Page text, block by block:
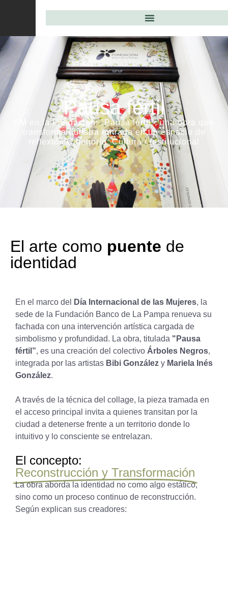
Pausa fértil
8M en la Fundación: "Pausa fértil", una obra que
transforma nuestra entrada en un espacio de
reflexión Categoría: Cultura / Institucional
El arte como puente de
identidad
En el marco del Día Internacional de las Mujeres, la
sede de la Fundación Banco de La Pampa renueva su
fachada con una intervención artística cargada de
simbolismo y profundidad. La obra, titulada "Pausa
fértil”, es una creación del colectivo Árboles Negros,
integrada por las artistas Bibi González y Mariela Inés
González.
A través de la técnica del collage, la pieza tramada en
el acceso principal invita a quienes transitan por la
ciudad a detenerse frente a un territorio donde lo
intuitivo y lo consciente se entrelazan.
El concepto:
Reconstrucción y Transformación
La obra aborda la identidad no como algo estático,
sino como un proceso continuo de reconstrucción.
Según explican sus creadores: